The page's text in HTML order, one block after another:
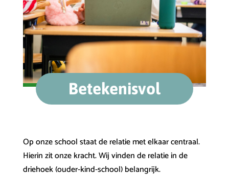
Betekenisvol
Op onze school staat de relatie met elkaar centraal.
Hierin zit onze kracht. Wij vinden de relatie in de
driehoek (ouder-kind-school) belangrijk.